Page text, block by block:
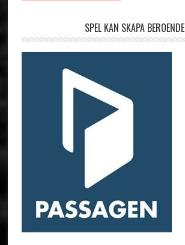
SPEL KAN SKAPA BEROENDE